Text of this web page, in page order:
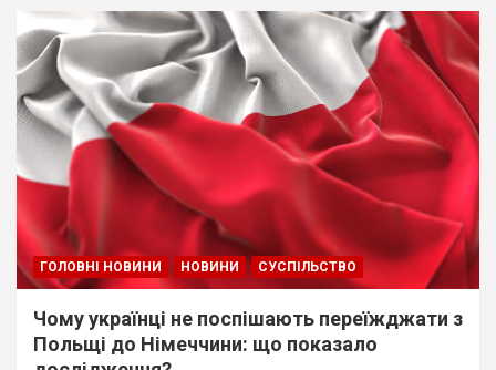
ГОЛОВНІ НОВИНИ НОВИНИ СУСПІЛЬСТВО
Чому українці не поспішають переїжджати з
Польщі до Німеччини: що показало